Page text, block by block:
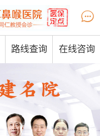

路线查询 在线咨询